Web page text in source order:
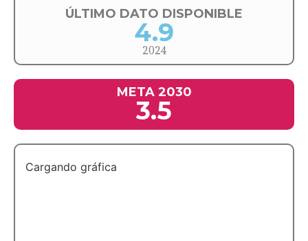
ÚLTIMO DATO DISPONIBLE
4.9
2024
META 2030
3.5
Cargando gráfica